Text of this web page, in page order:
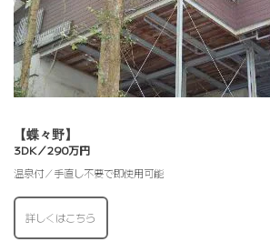
【蝶々野】
3DK／290万円
温泉付／手直し不要で即使用可能
詳しくはこちら